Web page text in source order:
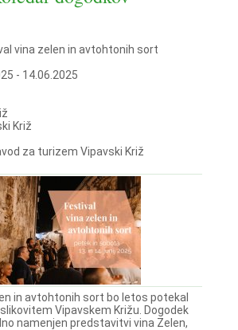
vina zelen in avtohtonih sort
- 14.06.2025
Križ
za turizem Vipavski Križ
in avtohtonih sort bo letos potekal
slikovitem Vipavskem Križu. Dogodek
namenjen predstavitvi vina Zelen,